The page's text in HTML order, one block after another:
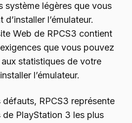
système légères que vous
l’émulateur.
Web de RPCS3 contient
que vous pouvez
statistiques de votre
l’émulateur.
défauts, RPCS3 représente
de PlayStation 3 les plus